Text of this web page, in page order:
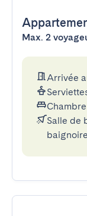
Max. 2
Arrivée
Chambre
Salle de
baignoire